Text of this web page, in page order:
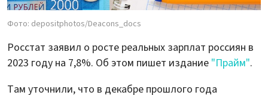
Фото: depositphotos/Deacons_docs
Росстат заявил о росте реальных зарплат россиян в
2023 году на 7,8%. Об этом пишет издание "Прайм".
Там уточнили, что в декабре прошлого года